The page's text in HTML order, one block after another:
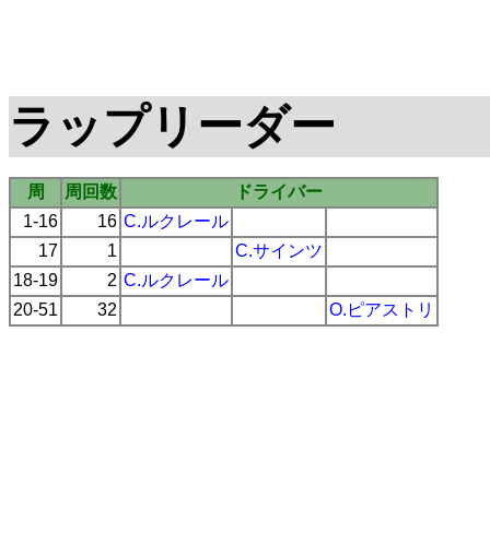
ラップリーダー
周 周回数
ドライバー
1-16
16 C.ルクレール
17
1
C.サインツ
18-19
2 C.ルクレール
20-51
32 O.ピアストリ